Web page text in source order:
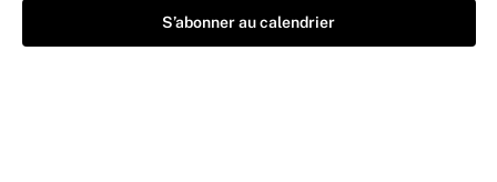
S’abonner au calendrier